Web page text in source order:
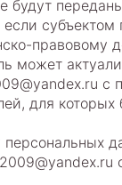
будут
правовому
может
с
для